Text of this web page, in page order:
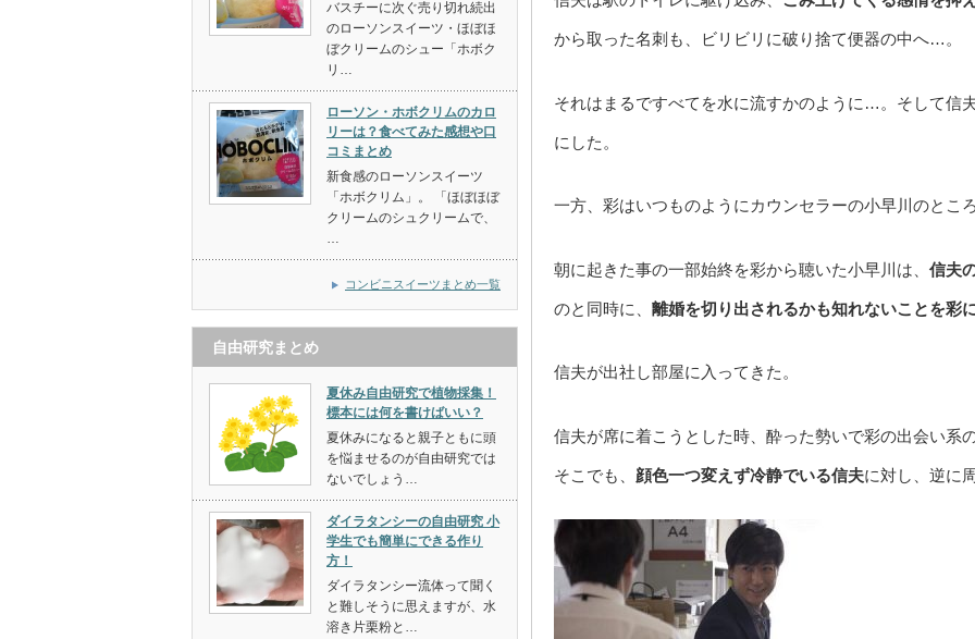
から取った名刺も、ビリビリに破り捨て便器の中へ…。
それはまるですべてを水に流すかのように…。そして信
にした。
一方、彩はいつものようにカウンセラーの小早川のとこ
朝に起きた事の一部始終を彩から聴いた小早川は、 信夫
のと同時に、 離婚を切り出されるかも知れないことを彩に
信夫が出社し部屋に入ってきた。
信夫が席に着こうとした時、酔った勢いで彩の出会い系
そこでも、 顔色一つ変えず冷静でいる信夫に対し、逆に
バスチーに次ぐ売り切れ続出
のローソンスイーツ・ほぼほ
ぼクリームのシュー「ホボク
リ…
ローソン・ホボクリムのカロ
リーは？食べてみた感想や口
コミまとめ
新食感のローソンスイーツ
「ホボクリム」。 「ほぼほぼ
クリームのシュクリームで、
コンビニスイーツまとめ一覧
自由研究まとめ
夏休み自由研究で植物採集！
標本には何を書けばいい？
夏休みになると親子ともに頭
を悩ませるのが自由研究では
ないでしょう…
ダイラタンシーの自由研究 小
学生でも簡単にできる作り
方！
ダイラタンシー流体って聞く
と難しそうに思えますが、水
溶き片栗粉と…